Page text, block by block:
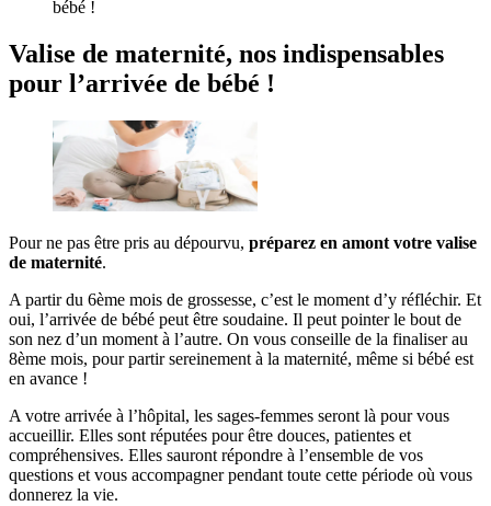
bébé !
Valise de maternité, nos indispensables
pour l’arrivée de bébé !
Pour ne pas être pris au dépourvu, préparez en amont votre valise
de maternité.
A partir du 6ème mois de grossesse, c’est le moment d’y réfléchir. Et
oui, l’arrivée de bébé peut être soudaine. Il peut pointer le bout de
son nez d’un moment à l’autre. On vous conseille de la finaliser au
8ème mois, pour partir sereinement à la maternité, même si bébé est
en avance !
A votre arrivée à l’hôpital, les sages-femmes seront là pour vous
accueillir. Elles sont réputées pour être douces, patientes et
compréhensives. Elles sauront répondre à l’ensemble de vos
questions et vous accompagner pendant toute cette période où vous
donnerez la vie.